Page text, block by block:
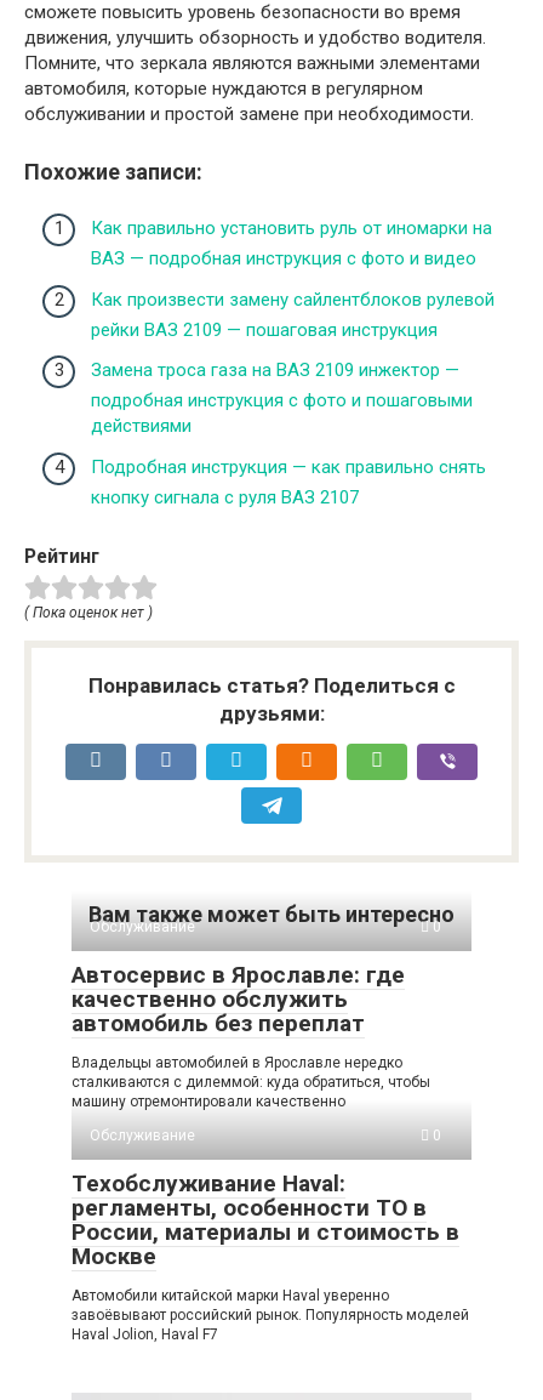
сможете повысить уровень безопасности во время
движения, улучшить обзорность и удобство водителя.
Помните, что зеркала являются важными элементами
автомобиля, которые нуждаются в регулярном
обслуживании и простой замене при необходимости.
Похожие записи:
Как правильно установить руль от иномарки на
ВАЗ — подробная инструкция с фото и видео
Как произвести замену сайлентблоков рулевой
рейки ВАЗ 2109 — пошаговая инструкция
Замена троса газа на ВАЗ 2109 инжектор —
подробная инструкция с фото и пошаговыми
действиями
Подробная инструкция — как правильно снять
кнопку сигнала с руля ВАЗ 2107
Рейтинг
( Пока оценок нет )
Понравилась статья? Поделиться с
друзьями:
Вам также может быть интересно
Обслуживание 0
Автосервис в Ярославле: где
качественно обслужить
автомобиль без переплат
Владельцы автомобилей в Ярославле нередко
сталкиваются с дилеммой: куда обратиться, чтобы
машину отремонтировали качественно
Обслуживание
0
Техобслуживание Haval:
регламенты, особенности ТО в
России, материалы и стоимость в
Москве
Автомобили китайской марки Haval уверенно
завоёвывают российский рынок. Популярность моделей
Haval Jolion, Haval F7